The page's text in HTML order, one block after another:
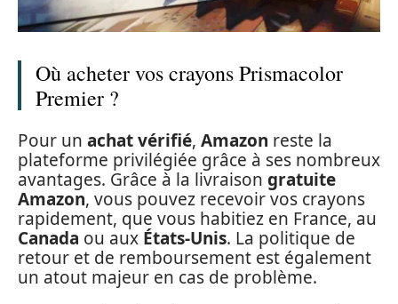
Où acheter vos crayons Prismacolor
Premier ?
Pour un achat vérifié, Amazon reste la
plateforme privilégiée grâce à ses nombreux
avantages. Grâce à la livraison gratuite
Amazon, vous pouvez recevoir vos crayons
rapidement, que vous habitiez en France, au
Canada ou aux États-Unis. La politique de
retour et de remboursement est également
un atout majeur en cas de problème.